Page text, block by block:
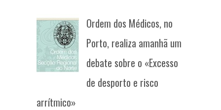
Ordem dos Médicos, no
Porto, realiza amanhã um
debate sobre o «Excesso
de desporto e risco
arrítmico»